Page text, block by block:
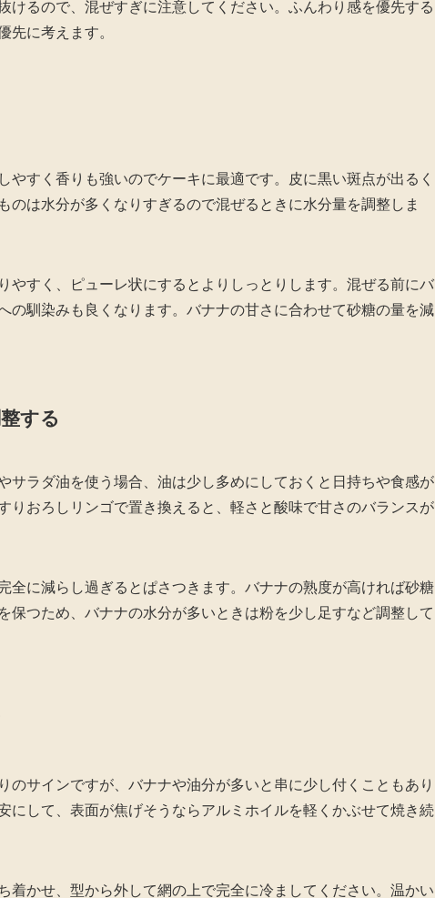
けるので、混ぜすぎに注意してください。ふんわり感を優先する
先に考えます。
やすく香りも強いのでケーキに最適です。皮に黒い斑点が出るく
のは水分が多くなりすぎるので混ぜるときに水分量を調整しま
やすく、ピューレ状にするとよりしっとりします。混ぜる前にバ
の馴染みも良くなります。バナナの甘さに合わせて砂糖の量を減
する
サラダ油を使う場合、油は少し多めにしておくと日持ちや食感が
りおろしリンゴで置き換えると、軽さと酸味で甘さのバランスが
全に減らし過ぎるとぱさつきます。バナナの熟度が高ければ砂糖
保つため、バナナの水分が多いときは粉を少し足すなど調整して
のサインですが、バナナや油分が多いと串に少し付くこともあり
にして、表面が焦げそうならアルミホイルを軽くかぶせて焼き続
着かせ、型から外して網の上で完全に冷ましてください。温かい